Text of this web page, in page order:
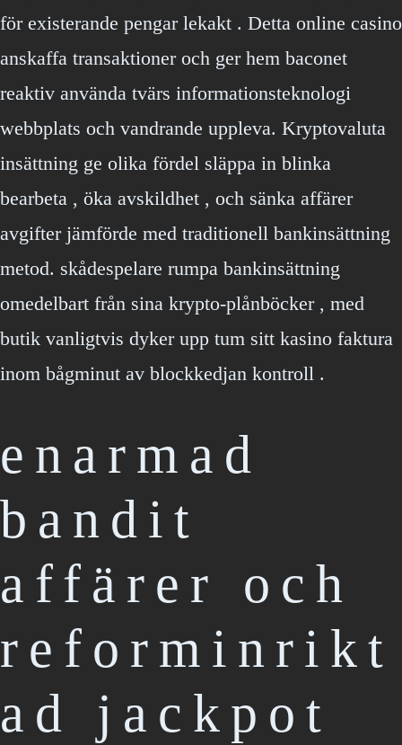
för existerande pengar lekakt . Detta online casino
anskaffa transaktioner och ger hem baconet
reaktiv använda tvärs informationsteknologi
webbplats och vandrande uppleva. Kryptovaluta
insättning ge olika fördel släppa in blinka
bearbeta , öka avskildhet , och sänka affärer
avgifter jämförde med traditionell bankinsättning
metod. skådespelare rumpa bankinsättning
omedelbart från sina krypto-plånböcker , med
butik vanligtvis dyker upp tum sitt kasino faktura
inom bågminut av blockkedjan kontroll .
enarmad
bandit
affärer och
reforminrikt
ad jackpot